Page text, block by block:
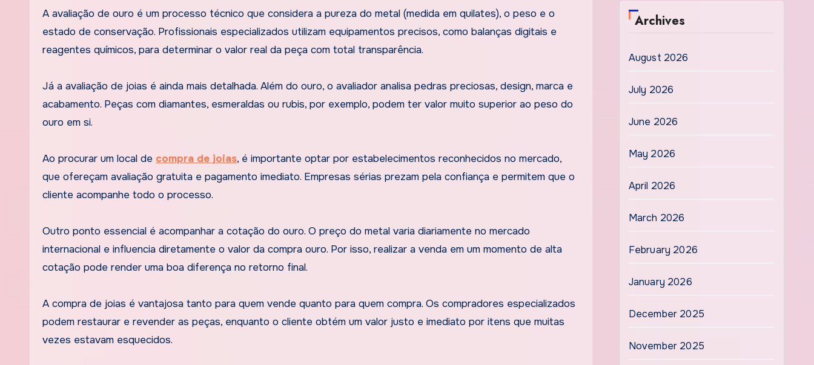
A avaliação de ouro é um processo técnico que considera a pureza do metal (medida em quilates), o peso e o
estado de conservação. Profissionais especializados utilizam equipamentos precisos, como balanças digitais e
reagentes químicos, para determinar o valor real da peça com total transparência.
Já a avaliação de joias é ainda mais detalhada. Além do ouro, o avaliador analisa pedras preciosas, design, marca e
acabamento. Peças com diamantes, esmeraldas ou rubis, por exemplo, podem ter valor muito superior ao peso do
ouro em si.
Ao procurar um local de compra de joias, é importante optar por estabelecimentos reconhecidos no mercado,
que ofereçam avaliação gratuita e pagamento imediato. Empresas sérias prezam pela confiança e permitem que o
cliente acompanhe todo o processo.
Outro ponto essencial é acompanhar a cotação do ouro. O preço do metal varia diariamente no mercado
internacional e influencia diretamente o valor da compra ouro. Por isso, realizar a venda em um momento de alta
cotação pode render uma boa diferença no retorno final.
A compra de joias é vantajosa tanto para quem vende quanto para quem compra. Os compradores especializados
podem restaurar e revender as peças, enquanto o cliente obtém um valor justo e imediato por itens que muitas
vezes estavam esquecidos.
Archives
August 2026
July 2026
June 2026
May 2026
April 2026
March 2026
February 2026
January 2026
December 2025
November 2025